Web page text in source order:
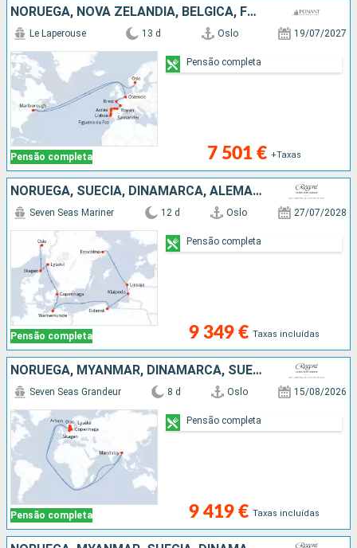
NORUEGA, NOVA ZELANDIA, BÉLGICA, FRANÇA, ESPANHA, AFRICA DO SUL, PORTUGAL
Pensão completa
Le Laperouse 13 d Oslo 19/07/2027
7 501 € +Taxas
Pensão completa
NORUEGA, SUÉCIA, DINAMARCA, ALEMANHA, POLÓNIA, LETÓNIA
Pensão completa
Seven Seas Mariner 12 d Oslo 27/07/2028
9 349 € Taxas incluídas
Pensão completa
NORUEGA, MYANMAR, DINAMARCA, SUÉCIA, ALEMANHA
Pensão completa
Seven Seas Grandeur 8 d Oslo 15/08/2026
9 419 € Taxas incluídas
Pensão completa